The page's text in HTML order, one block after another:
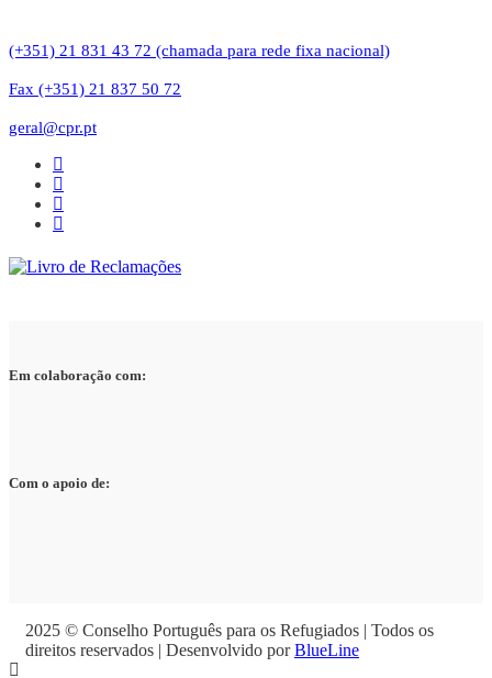
(+351) 21 831 43 72 (chamada para rede fixa nacional)
Fax (+351) 21 837 50 72
geral@cpr.pt
Em colaboração com:
Com o apoio de:
2025 © Conselho Português para os Refugiados | Todos os
direitos reservados | Desenvolvido porBlueLine